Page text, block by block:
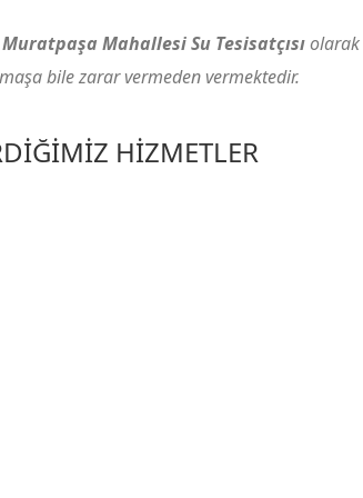
Muratpaşa Mahallesi Su Tesisatçısıolarak
bile zarar vermeden vermektedir.
HIZMETLER